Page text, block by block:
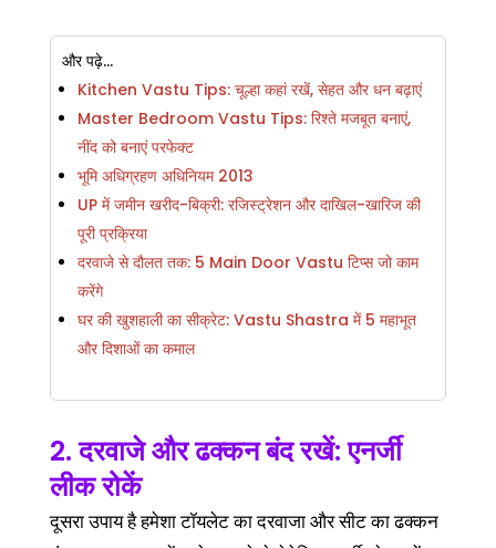
और पढ़े…
Kitchen Vastu Tips: चूल्हा कहां रखें, सेहत और धन बढ़ाएं
Master Bedroom Vastu Tips: रिश्ते मजबूत बनाएं,
नींद को बनाएं परफेक्ट
भूमि अधिग्रहण अधिनियम 2013
UP में जमीन खरीद-बिक्री: रजिस्ट्रेशन और दाखिल-खारिज की
पूरी प्रक्रिया
दरवाजे से दौलत तक: 5 Main Door Vastu टिप्स जो काम
करेंगे
घर की खुशहाली का सीक्रेट: Vastu Shastra में 5 महाभूत
और दिशाओं का कमाल
2. दरवाजे और ढक्कन बंद रखें: एनर्जी
लीक रोकें
दूसरा उपाय है हमेशा टॉयलेट का दरवाजा और सीट का ढक्कन